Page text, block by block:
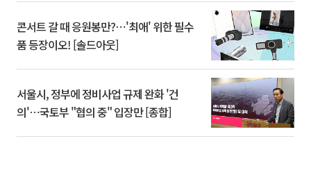
콘서트 갈 때 응원봉만?⋯'최애' 위한 필수
품 등장이오! [솔드아웃]
서울시, 정부에 정비사업 규제 완화 '건
의'⋯국토부 "협의 중" 입장만 [종합]